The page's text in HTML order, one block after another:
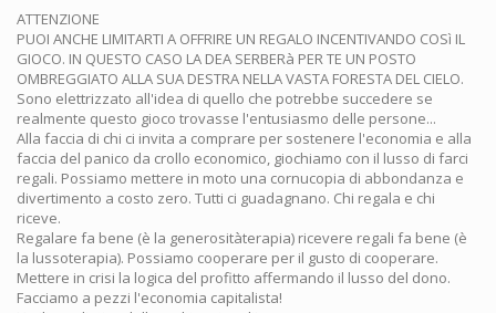
ATTENZIONE
PUOI ANCHE LIMITARTI A OFFRIRE UN REGALO INCENTIVANDO COSì IL
GIOCO. IN QUESTO CASO LA DEA SERBERà PER TE UN POSTO
OMBREGGIATO ALLA SUA DESTRA NELLA VASTA FORESTA DEL CIELO.
Sono elettrizzato all'idea di quello che potrebbe succedere se
realmente questo gioco trovasse l'entusiasmo delle persone...
Alla faccia di chi ci invita a comprare per sostenere l'economia e alla
faccia del panico da crollo economico, giochiamo con il lusso di farci
regali. Possiamo mettere in moto una cornucopia di abbondanza e
divertimento a costo zero. Tutti ci guadagnano. Chi regala e chi
riceve.
Regalare fa bene (è la generositàterapia) ricevere regali fa bene (è
la lussoterapia). Possiamo cooperare per il gusto di cooperare.
Mettere in crisi la logica del profitto affermando il lusso del dono.
Facciamo a pezzi l'economia capitalista!